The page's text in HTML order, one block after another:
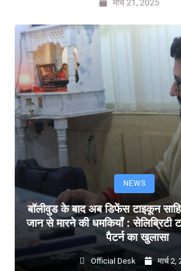
मार्च 21, 2025
NEWS
बॉलीवुड के बाद अब डिफेंस टाइकून
जान से मारने की धमकियाँ : सेलिब्रिटी
पैटर्न का खुलासा
Official Desk मार्च 2,